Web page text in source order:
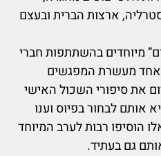
ארצות הברית ובעצם
מיוחדים בהשתתפות חברי
אחד מעשרת המפגשים
את סיפורי השכול האישי
לבחור בפיוס וענו
הוסיפו רבות לערב המיוחד
גם בעתיד.